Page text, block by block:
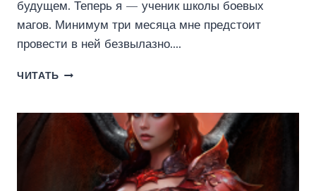
будущем. Теперь я — ученик школы боевых
магов. Минимум три месяца мне предстоит
провести в ней безвылазно….
ЧИТАТЬ ШТОРМ
ЗАВАДСКАЯ)